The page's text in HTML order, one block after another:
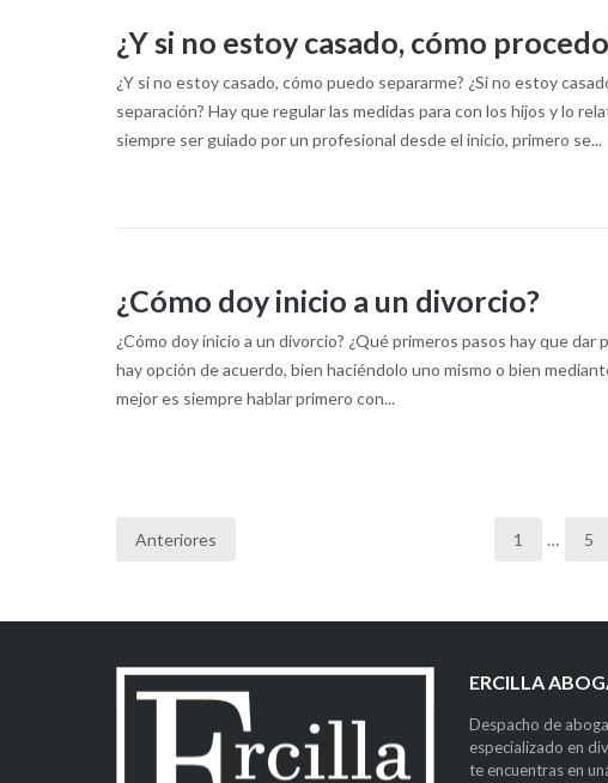
¿Y si no estoy casado, cómo
¿Y si no estoy casado, cómo puedo separarme? ¿Si no estoy
separación? Hay que regular las medidas para con los hijos y lo
siempre ser guiado por un profesional desde el inicio, primero se...
¿Cómo doy inicio a un divorcio?
¿Cómo doy inicio a un divorcio? ¿Qué primeros pasos hay que
hay opción de acuerdo, bien haciéndolo uno mismo o bien
mejor es siempre hablar primero con...
de
entradas
Anteriores 1 … 5
ERCILLA
Despacho de
especializado en
te encuentras en